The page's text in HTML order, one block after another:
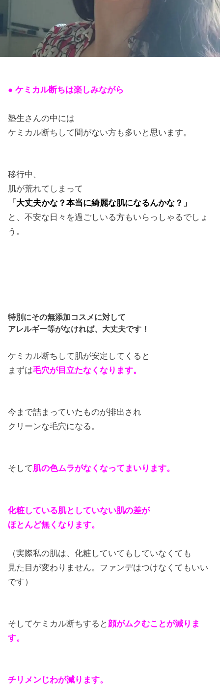
● ケミカル断ちは楽しみながら
塾生さんの中には
ケミカル断ちして間がない方も多いと思います。
移行中、
肌が荒れてしまって
「大丈夫かな？本当に綺麗な肌になるんかな？」
と、不安な日々を過ごしいる方もいらっしゃるでしょ
う。
特別にその無添加コスメに対して
アレルギー等がなければ、大丈夫です！
ケミカル断ちして肌が安定してくると
まずは毛穴が目立たなくなります。
今まで詰まっていたものが排出され
クリーンな毛穴になる。
そして肌の色ムラがなくなってまいります。
化粧している肌としていない肌の差が
ほとんど無くなります。
（実際私の肌は、化粧していてもしていなくても
見た目が変わりません。ファンデはつけなくてもいい
です）
そしてケミカル断ちすると 顔がムクむことが減りま
す。
チリメンじわが減ります。